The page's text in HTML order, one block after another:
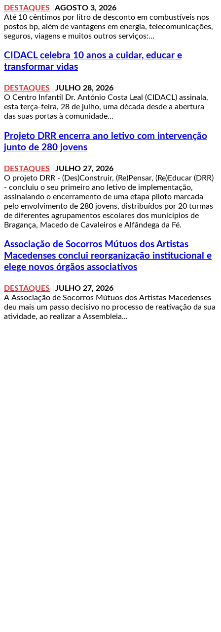
DESTAQUES
AGOSTO 3, 2026
Até 10 cêntimos por litro de desconto em combustíveis nos
postos bp, além de vantagens em energia, telecomunicações,
seguros, viagens e muitos outros serviços:...
CIDACL celebra 10 anos a cuidar, educar e
transformar vidas
DESTAQUES
JULHO 28, 2026
O Centro Infantil Dr. António Costa Leal (CIDACL) assinala,
esta terça-feira, 28 de julho, uma década desde a abertura
das suas portas à comunidade...
Projeto DRR encerra ano letivo com intervenção
junto de 280 jovens
DESTAQUES
JULHO 27, 2026
O projeto DRR - (Des)Construir, (Re)Pensar, (Re)Educar (DRR)
- concluiu o seu primeiro ano letivo de implementação,
assinalando o encerramento de uma etapa piloto marcada
pelo envolvimento de 280 jovens, distribuídos por 20 turmas
de diferentes agrupamentos escolares dos municípios de
Bragança, Macedo de Cavaleiros e Alfândega da Fé.
Associação de Socorros Mútuos dos Artistas
Macedenses conclui reorganização institucional e
elege novos órgãos associativos
DESTAQUES
JULHO 27, 2026
A Associação de Socorros Mútuos dos Artistas Macedenses
deu mais um passo decisivo no processo de reativação da sua
atividade, ao realizar a Assembleia...